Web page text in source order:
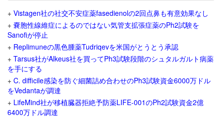
+ Vistagen社の社交不安症薬fasedienolの2回点鼻も有意効果なし
+ 嚢胞性線維症によるのではない気管支拡張症薬のPh2試験を
Sanofiが停止
+ Replimuneの黒色腫薬Tudriqevを米国がとうとう承認
+ Tarsus社がAlkeus社を買ってPh3試験段階のシュタルガルト病薬
を手にする
+ C. difficile感染を防ぐ細菌詰め合わせのPh3試験資金6000万ドル
をVedantaが調達
+ LifeMind社が移植臓器拒絶予防薬LIFE-001のPh2試験資金2億
6400万ドル調達